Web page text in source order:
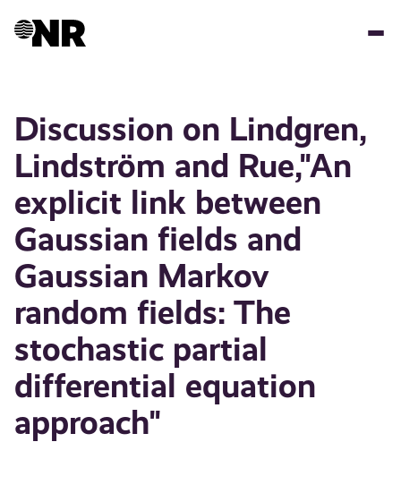
Discussion on Lindgren,
Lindström and Rue,"An
explicit link between
Gaussian fields and
Gaussian Markov
random fields: The
stochastic partial
differential equation
approach"